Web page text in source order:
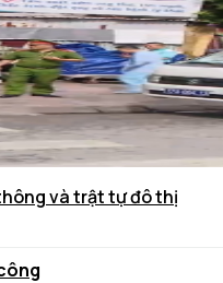
và trật tự đô thị